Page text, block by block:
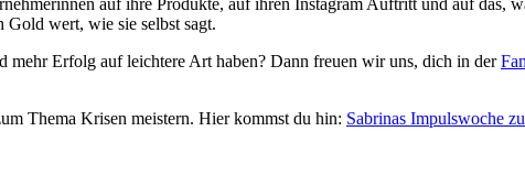
wert, wie sie selbst sagt.
mehr Erfolg auf leichtere Art haben? Dann freuen wir uns, dich in der
Thema Krisen meistern. Hier kommst du hin: Sabrinas Impulswoche